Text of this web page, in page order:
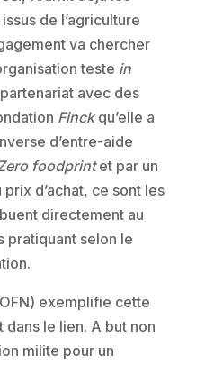
de l’agriculture
va chercher
teste in
avec des
Finckqu’elle a
d’entre-aide
foodprintet par un
d’achat, ce sont les
directement au
pratiquant selon le
exemplifie cette
le lien. A but non
milite pour un